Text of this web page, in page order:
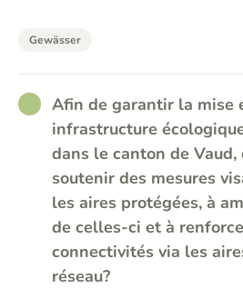
Gewässer
RATHER_GOOD
Afin de garantir la mise
infrastructure
dans le canton de
soutenir des mesures
les aires protégées, à
de celles-ci et à
connectivités via les
réseau?